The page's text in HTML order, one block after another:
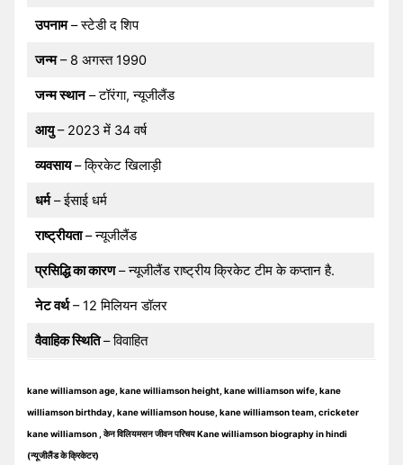
उपनाम– स्टेडी द शिप
जन्म– 8 अगस्त 1990
जन्म स्थान– टॉरंगा, न्यूजीलैंड
आयु– 2023 में 34 वर्ष
व्यवसाय– क्रिकेट खिलाड़ी
धर्म– ईसाई धर्म
राष्ट्रीयता– न्यूजीलैंड
प्रसिद्धि का कारण– न्यूजीलैंड राष्ट्रीय क्रिकेट टीम के कप्तान है.
नेट वर्थ– 12 मिलियन डॉलर
वैवाहिक स्थिति– विवाहित
kane williamson age, kane williamson height, kane williamson wife, kane
williamson birthday, kane williamson house, kane williamson team, cricketer
kane williamson , केन विलियमसन जीवन परिचय Kane williamson biography in hindi
(न्यूजीलैंड के क्रिकेटर)